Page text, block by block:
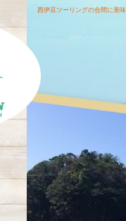
西伊豆ツーリングの合間に美